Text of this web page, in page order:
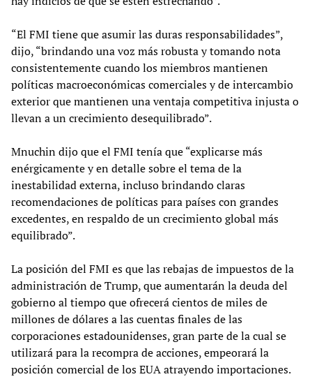
“El FMI tiene que asumir las duras responsabilidades”,
dijo, “brindando una voz más robusta y tomando nota
consistentemente cuando los miembros mantienen
políticas macroeconómicas comerciales y de intercambio
exterior que mantienen una ventaja competitiva injusta o
llevan a un crecimiento desequilibrado”.
Mnuchin dijo que el FMI tenía que “explicarse más
enérgicamente y en detalle sobre el tema de la
inestabilidad externa, incluso brindando claras
recomendaciones de políticas para países con grandes
excedentes, en respaldo de un crecimiento global más
equilibrado”.
La posición del FMI es que las rebajas de impuestos de la
administración de Trump, que aumentarán la deuda del
gobierno al tiempo que ofrecerá cientos de miles de
millones de dólares a las cuentas finales de las
corporaciones estadounidenses, gran parte de la cual se
utilizará para la recompra de acciones, empeorará la
posición comercial de los EUA atrayendo importaciones.